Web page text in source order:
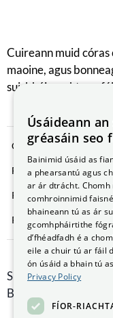
Cuireann muid córas
maoine, agus
suirbhéireachta ar
Comhroinnt Sonraí
Fianáin a bhainistiú
Ráiteas
Rochtain ar Fhaisnéis
Smithfield Hall,
Baile Átha Cliath 7,
Úsáideann
gréasáin seo
Bainimid úsáid as
a phearsantú agus
ar ár dtrácht. Chomh
comhroinnimid
bhaineann tú as ár
gcomhpháirtithe
d’fhéadfadh é a
eile a chuir tú ar fáil
ón úsáid a bhain tú
Privacy Policy
FÍOR-